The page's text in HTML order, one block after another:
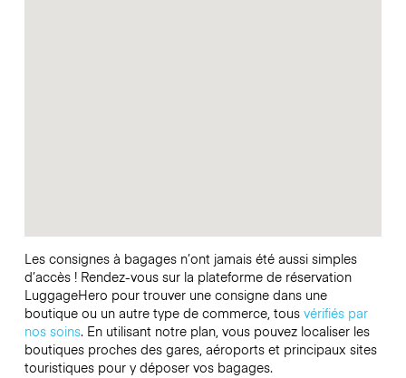
Les consignes à bagages n’ont jamais été aussi simples
d’accès ! Rendez-vous sur la plateforme de réservation
LuggageHero pour trouver une consigne dans une
boutique ou un autre type de commerce, tous vérifiés par
nos soins. En utilisant notre plan, vous pouvez localiser les
boutiques proches des gares, aéroports et principaux sites
touristiques pour y déposer vos bagages.